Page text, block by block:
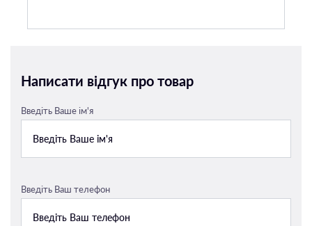
Написати відгук про товар
Введіть Ваше ім'я
Введіть Ваш телефон